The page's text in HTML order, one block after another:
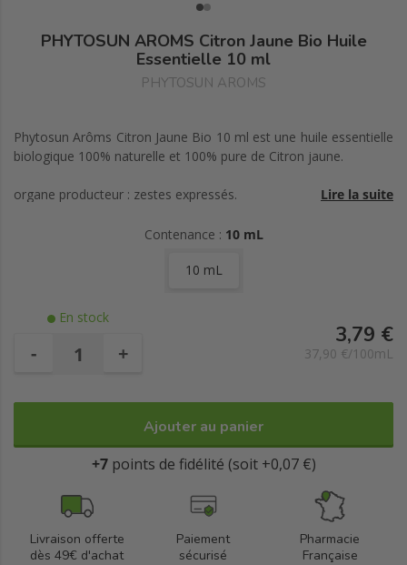
PHYTOSUN AROMS Citron Jaune Bio Huile
Essentielle 10 ml
PHYTOSUN AROMS
Phytosun Arôms Citron Jaune Bio 10 ml est une huile essentielle
biologique 100% naturelle et 100% pure de Citron jaune.
organe producteur : zestes expressés.
Lire la suite
Contenance : 10 mL
10 mL
En stock
- +
3,79 €
37,90 €/100mL
Ajouter au panier
+7 points de fidélité (soit +0,07 €)
Livraison offerte
dès 49€ d'achat
Paiement
sécurisé
Pharmacie
Française